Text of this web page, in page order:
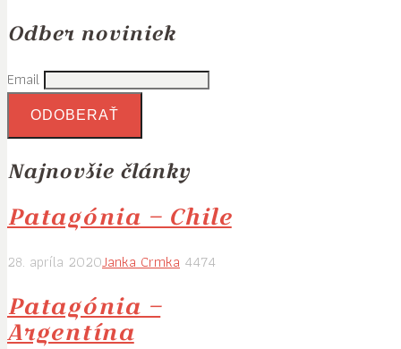
Odber noviniek
Email
Najnovšie články
Patagónia – Chile
28. apríla 2020Janka Crmka 4474
Patagónia –
Argentína